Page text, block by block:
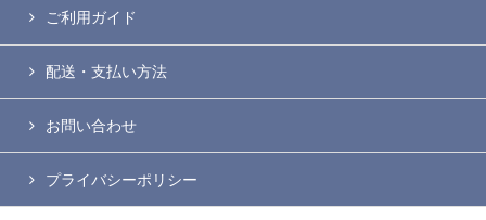
ご利用ガイド
配送・支払い方法
お問い合わせ
プライバシーポリシー